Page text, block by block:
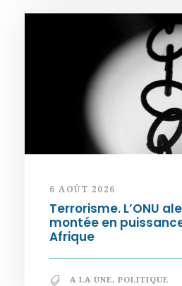
6 AOÛT 2026
Terrorisme. L’ONU
montée en
Afrique
A LA UNE, POLITIQUE